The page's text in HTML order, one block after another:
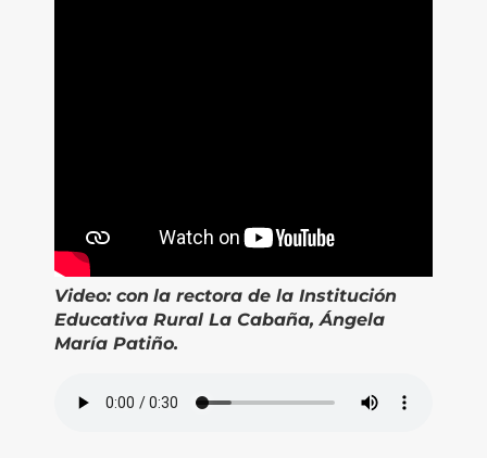
Video: con la rectora de la Institución
Educativa Rural La Cabaña, Ángela
María Patiño.